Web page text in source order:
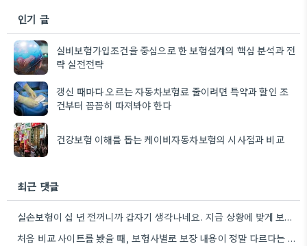
인기 글
실비보험가입조건을 중심으로 한 보험설계의 핵심 분석과 전
략 실전전략
갱신 때마다 오르는 자동차보험료 줄이려면 특약과 할인 조
건부터 꼼꼼히 따져봐야 한다
건강보험 이해를 돕는 케이비자동차보험의 시사점과 비교
최근 댓글
실손보험이 십 년 전꺼니까 갑자기 생각나네요. 지금 상황에 맞게 보장 내용 잘 살펴보는 게 중요하겠어요.
처음 비교 사이트를 봤을 때, 보험사별로 보장 내용이 정말 다르다는 걸 알게 되면서 그때부터 갱신할…